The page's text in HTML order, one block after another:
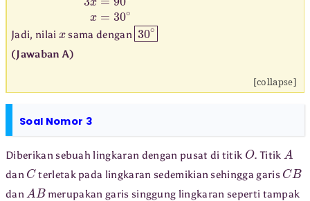
Jadi, nilai sama dengan30∘
(Jawaban A)
[collapse]
Soal Nomor 3
Diberikan sebuah lingkaran dengan pusat di titik O. Titik A
dan Cterletak pada lingkaran sedemikian sehingga garis CB
dan AB merupakan garis singgung lingkaran seperti tampak